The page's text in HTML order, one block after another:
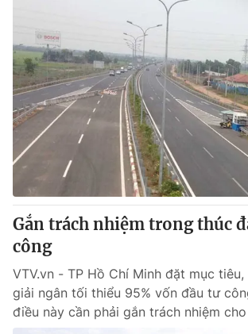
Gắn trách nhiệm trong thúc
công
VTV.vn - TP Hồ Chí Minh đặt mục
giải ngân tối thiểu 95% vốn đầu tư
điều này cần phải gắn trách nhiệm